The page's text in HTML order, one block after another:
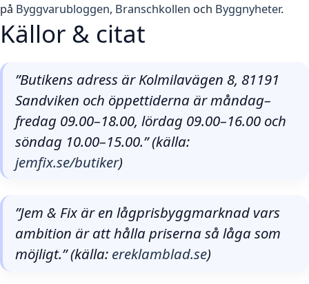
på Byggvarubloggen, Branschkollen och Byggnyheter.
Källor & citat
”Butikens adress är Kolmilavägen 8, 81191
Sandviken och öppettiderna är måndag–
fredag 09.00–18.00, lördag 09.00–16.00 och
söndag 10.00–15.00.” (källa:
jemfix.se/butiker)
”Jem & Fix är en lågprisbyggmarknad vars
ambition är att hålla priserna så låga som
möjligt.” (källa: ereklamblad.se)